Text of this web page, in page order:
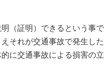
（証明）できるという事
それが交通事故で発生し
に交通事故による損害の